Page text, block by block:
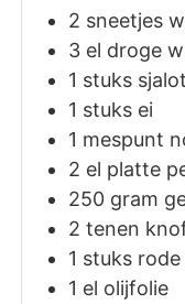
2 sneetjes
3 el droge
1 stuks sjalot
1 stuks ei
1 mespunt
2 el platte
250 gram
2 tenen
1 stuks
1 el olijfolie